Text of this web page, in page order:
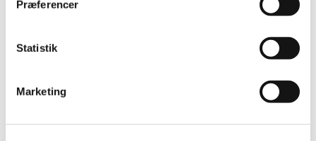
Præferencer
Statistik
Marketing
Søg